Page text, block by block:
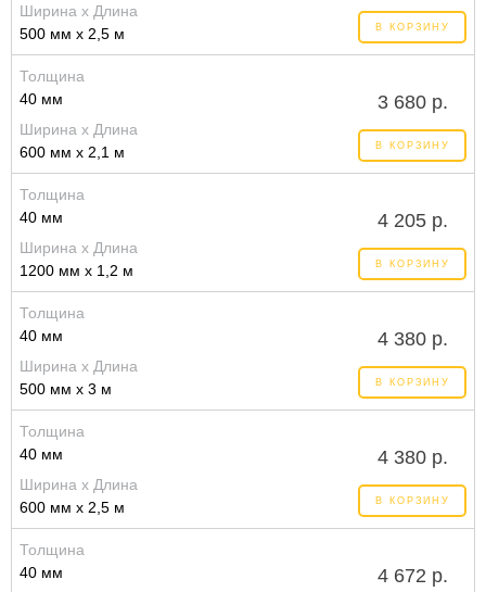
Ширина x Длина
500 мм x 2,5 м
В КОРЗИНУ
Толщина
40 мм
Ширина x Длина
600 мм x 2,1 м
3 680 р.
В КОРЗИНУ
Толщина
40 мм
Ширина x Длина
1200 мм x 1,2 м
4 205 р.
В КОРЗИНУ
Толщина
40 мм
Ширина x Длина
500 мм x 3 м
4 380 р.
В КОРЗИНУ
Толщина
40 мм
Ширина x Длина
600 мм x 2,5 м
4 380 р.
В КОРЗИНУ
Толщина
40 мм
4 672 р.